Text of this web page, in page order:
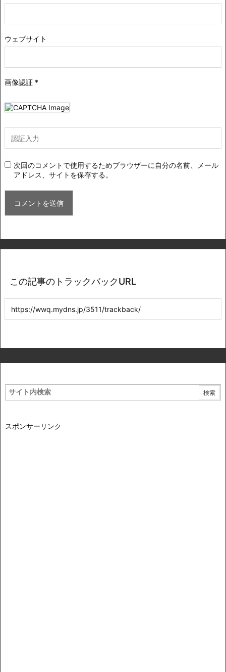
ウェブサイト
画像認証 *
次回のコメントで使用するためブラウザーに自分の名前、メール
アドレス、サイトを保存する。
この記事のトラックバックURL
スポンサーリンク